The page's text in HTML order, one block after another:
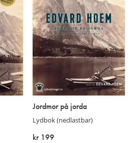
Jordmor på jorda
Lydbok (nedlastbar)
kr 199